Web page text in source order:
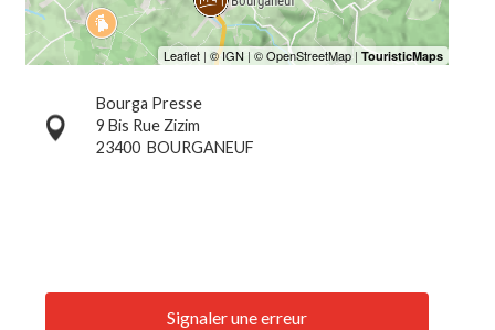
Bourga Presse
9 Bis Rue Zizim
23400 BOURGANEUF
Signaler une erreur